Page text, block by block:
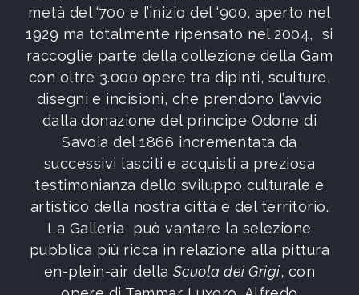
metà del ‘700 e l’inizio del ‘900, aperto nel
1929 ma totalmente ripensato nel 2004, si
raccoglie parte della collezione della Gam
con oltre 3.000 opere tra dipinti, sculture,
disegni e incisioni, che prendono l’avvio
dalla donazione del principe Odone di
Savoia del 1866 incrementata da
successivi lasciti e acquisti a preziosa
testimonianza dello sviluppo culturale e
artistico della nostra città e del territorio.
La Galleria può vantare la selezione
pubblica più ricca in relazione alla pittura
en-plein-air dellaScuola dei Grigi, con